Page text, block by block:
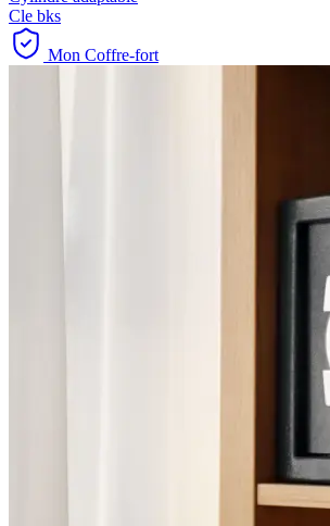
Cle bks
Mon Coffre-fort